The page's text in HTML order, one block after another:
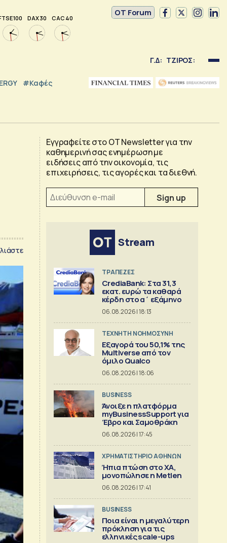
100 DAX 30 CAC 40
OT Forum
Γ.Δ: ΤΖΙΡΟΣ:
#καφές
Εγγραφείτε στο OT Newsletter για την
καθημερινή σας ενημέρωση με
ειδήσεις από την οικονομία, τις
επιχειρήσεις, τις αγορές και τα διεθνή.
Stream
ΤΡΑΠΕΖΕΣ
CrediaBank: Στα 31,3
εκατ. ευρώ τα καθαρά
κέρδη στο α΄ εξάμηνο
06.08.2026 | 18:13
TΕΧΝΗΤΗ ΝΟΗΜΟΣΥΝΗ
Εξαγορά του 50,1% της
Multiverse από τον
όμιλο Qualco
06.08.2026 | 18:06
BUSINESS
Άνοιξε η πλατφόρμα
myBusinessSupport για
Έβρο και Σαμοθράκη
06.08.2026 | 17:45
XΡΗΜΑΤΙΣΤΗΡΙΟ ΑΘΗΝΩΝ
Ήπια πτώση στο ΧΑ,
μονοπώλησε η Metlen
06.08.2026 | 17:41
BUSINESS
Ποια είναι η μεγαλύτερη
πρόκληση για τις
ελληνικές scale-ups